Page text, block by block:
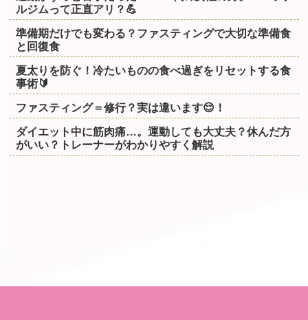
ルジムって正直アリ？💪
準備期だけでも変わる？ファスティングで大切な準備食
と回復食
夏太りを防ぐ！冷たいものの食べ過ぎをリセットする食
事術🔰
ファスティング＝修行？実は違います😌！
ダイエット中に筋肉痛…。運動しても大丈夫？休んだ方
がいい？トレーナーがわかりやすく解説